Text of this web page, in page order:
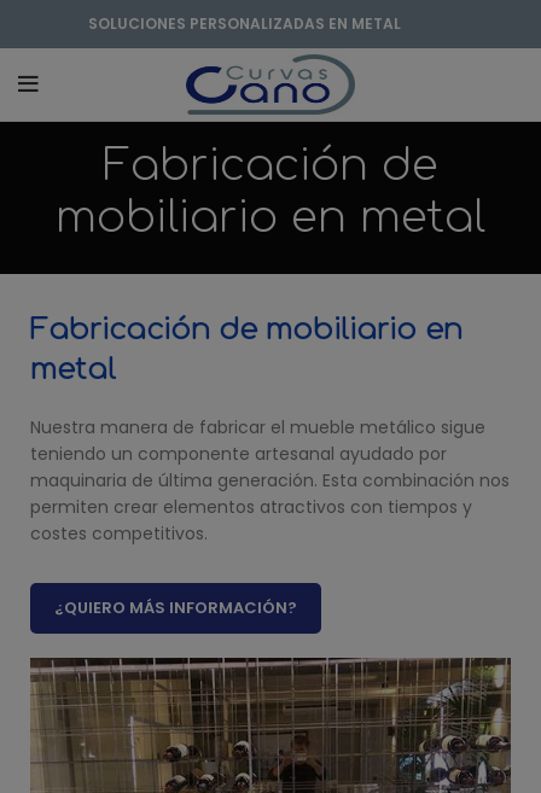
SOLUCIONES PERSONALIZADAS EN METAL
Fabricación de
mobiliario en metal
Fabricación de mobiliario en
metal
Nuestra manera de fabricar el mueble metálico sigue
teniendo un componente artesanal ayudado por
maquinaria de última generación. Esta combinación nos
permiten crear elementos atractivos con tiempos y
costes competitivos.
¿QUIERO MÁS INFORMACIÓN?